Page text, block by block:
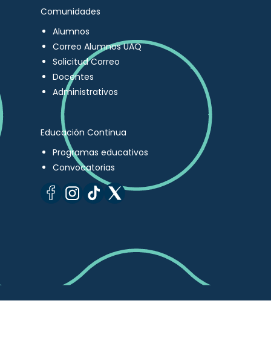
Comunidades
Alumnos
Correo Alumnos UAQ
Solicitud Correo
Docentes
Administrativos
Educación Continua
Programas educativos
Convocatorias